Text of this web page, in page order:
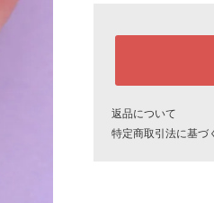
返品について
特定商取引法に基づ